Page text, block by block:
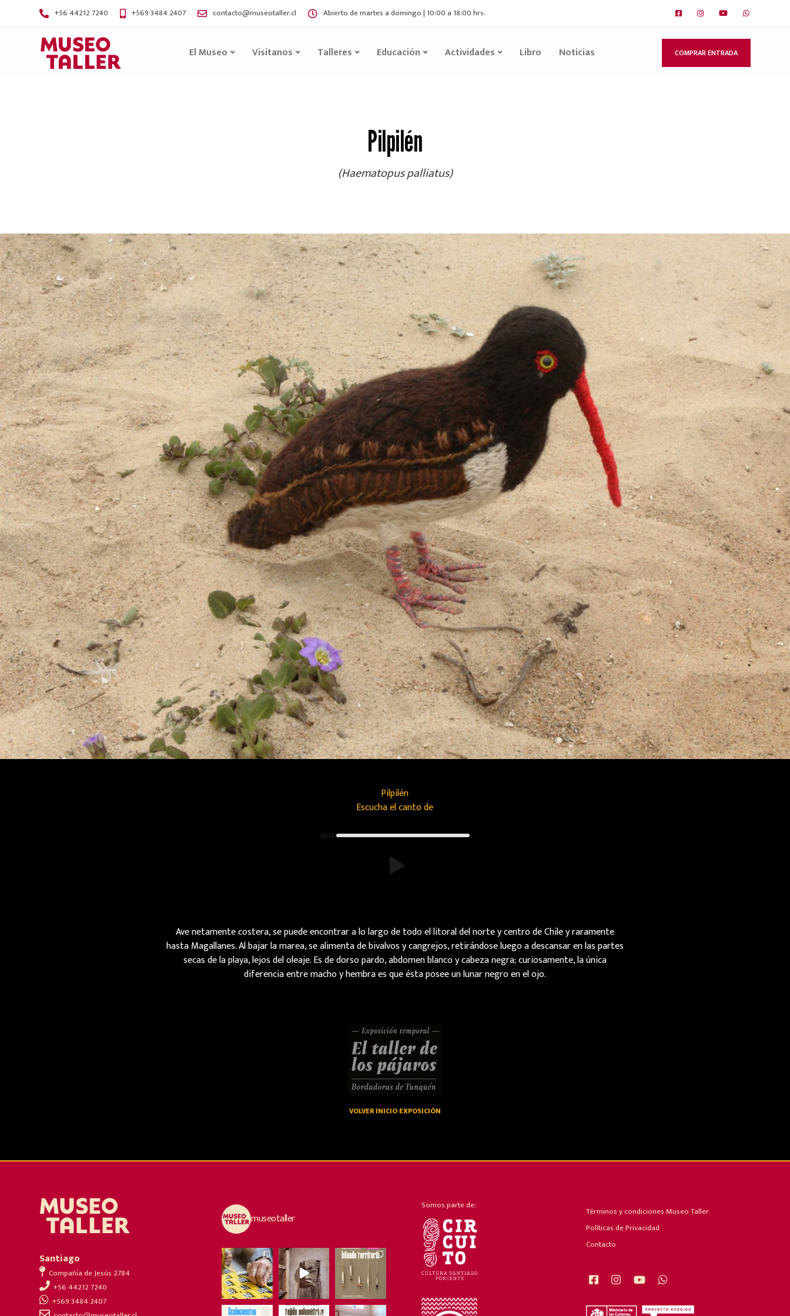
+56 44212 7240 +569 3484 2407 contacto@museotaller.cl Abierto de martes a domingo | 10:00 a 18:00 hrs.
El Museo Visítanos Talleres Educación Actividades Libro Noticias COMPRAR ENTRADA
Pilpilén
(Haematopus palliatus)
Pilpilén
Escucha el canto de
00:00
Ave netamente costera, se puede encontrar a lo largo de todo el litoral del norte y centro de Chile y raramente
hasta Magallanes. Al bajar la marea, se alimenta de bivalvos y cangrejos, retirándose luego a descansar en las partes
secas de la playa, lejos del oleaje. Es de dorso pardo, abdomen blanco y cabeza negra; curiosamente, la única
diferencia entre macho y hembra es que ésta posee un lunar negro en el ojo.
VOLVER INICIO EXPOSICIÓN
Santiago
Compañía de Jesús 2784
+56 44212 7240
+569 3484 2407
museotaller
Somos parte de:
Términos y condiciones Museo Taller
Políticas de Privacidad
Contacto